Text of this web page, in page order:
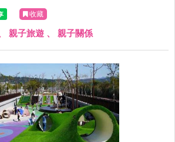
組、旋轉杯、多人旋轉盤、沙坑、鳥巢鞦
施超級豐富，是親子踏青的好選擇。
收藏
親子旅遊 、 親子關係